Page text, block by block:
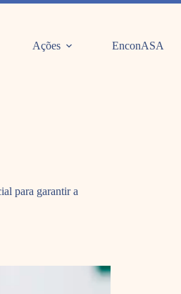
Ações EnconASA
para garantir a